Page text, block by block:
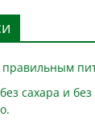
правильным
сахара и без